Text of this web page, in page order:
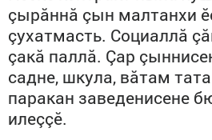
çырăннă çын малтанхи
çухатмасть. Социаллă
çакă паллă. Çар
садне, шкула, вăтам
паракан заведенисене
илеççӗ.